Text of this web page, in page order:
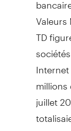
Valeurs
TD
juillet